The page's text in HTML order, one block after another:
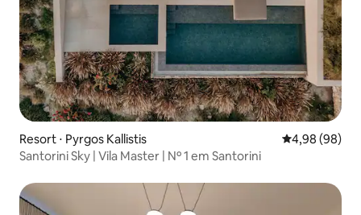
Resort ⋅ Pyrgos Kallistis 4,98 de uma
4,98 (98)
Santorini Sky | Vila Master | Nº 1 em Santorini